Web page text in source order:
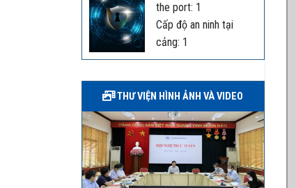
the port: 1
Cấp độ an ninh tại
cảng: 1
THƯ VIỆN HÌNH ẢNH VÀ VIDEO